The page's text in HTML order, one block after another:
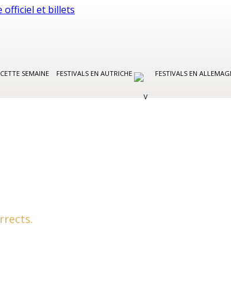
CETTE SEMAINE FESTIVALS EN AUTRICHE FESTIVALS EN